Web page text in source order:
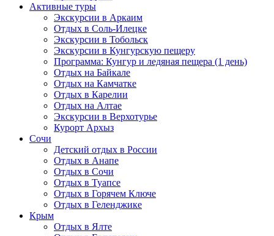
Активные туры
Экскурсии в Аркаим
Отдых в Соль-Илецке
Экскурсии в Тобольск
Экскурсии в Кунгурскую пещеру
Программа: Кунгур и ледяная пещера (1 день)
Отдых на Байкале
Отдых на Камчатке
Отдых в Карелии
Отдых на Алтае
Экскурсии в Верхотурье
Курорт Архыз
Сочи
Детский отдых в России
Отдых в Анапе
Отдых в Сочи
Отдых в Туапсе
Отдых в Горячем Ключе
Отдых в Геленджике
Крым
Отдых в Ялте